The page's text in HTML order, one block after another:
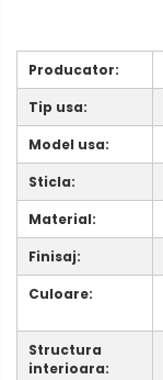
Producator:
Tip usa:
Model usa:
Sticla:
Material:
Finisaj:
Culoare:
Structura
interioara: